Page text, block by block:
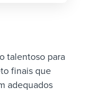
talentoso para
finais que
adequados